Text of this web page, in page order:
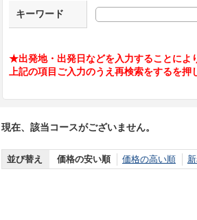
キーワード
★出発地・出発日などを入力することによ
上記の項目ご入力のうえ再検索をするを押
現在、該当コースがございません。
並び替え 価格の安い順 価格の高い順